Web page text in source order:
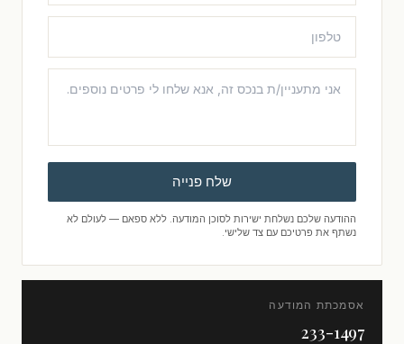
שלח פנייה
ההודעה שלכם נשלחת ישירות לסוכן המודעה. ללא ספאם — לעולם לא
נשתף את פרטיכם עם צד שלישי.
אסמכתת המודעה
233-1497